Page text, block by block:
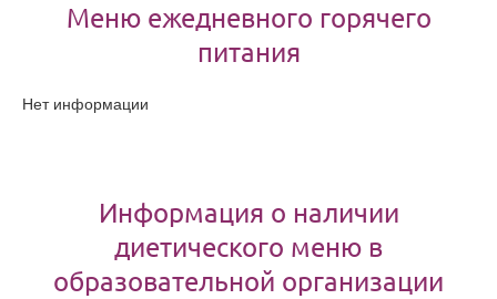
Меню ежедневного горячего
питания
Нет информации
Информация о наличии
диетического меню в
образовательной организации